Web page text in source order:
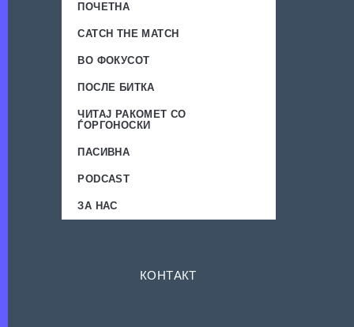
ПОЧЕТНА
CATCH THE MATCH
ВО ФОКУСОТ
ПОСЛЕ БИТКА
ЧИТАЈ РАКОМЕТ СО
ЃОРГОНОСКИ
ПАСИВНА
PODCAST
ЗА НАС
КОНТАКТ